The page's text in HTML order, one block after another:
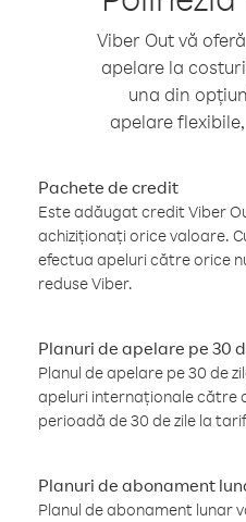
Viber Out vă
apelare la
una din
apelare
Pachete de credit
Este adăugat credit Viber
achiziționați orice valoare.
efectua apeluri către orice
reduse Viber.
Planuri de apelare pe 30
Planul de apelare pe 30 de
apeluri internaționale către
perioadă de 30 de zile la
Planuri de abonament
Planul de abonament lunar